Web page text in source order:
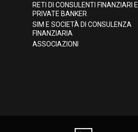
RETI DI CONSULENTI FINANZIARI E
PRIVATE BANKER
SIM E SOCIETÀ DI CONSULENZA
FINANZIARIA
ASSOCIAZIONI